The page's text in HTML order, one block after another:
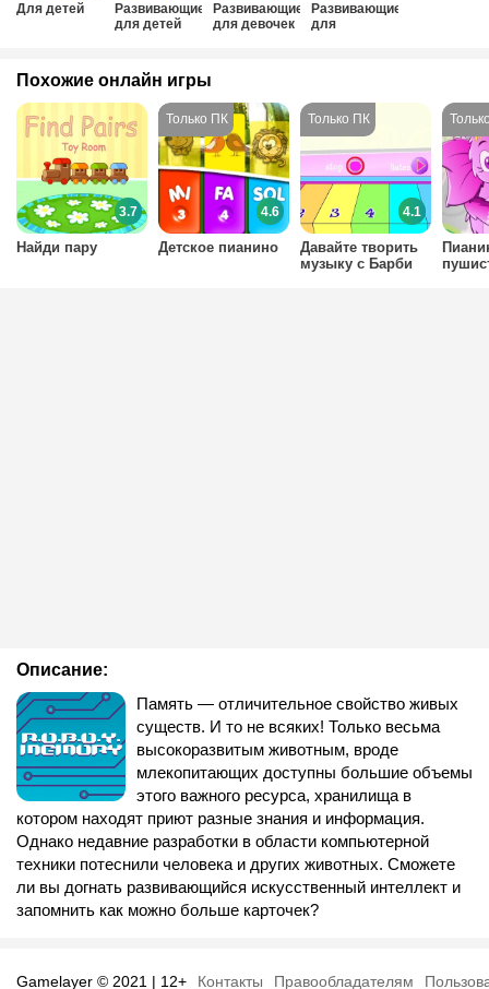
Для детей
Развивающие
для детей
Развивающие
для девочек
Развивающие
для
Описание:
Память — отличительное свойство живых
существ. И то не всяких! Только весьма
высокоразвитым животным, вроде
млекопитающих доступны большие объемы
этого важного ресурса, хранилища в
котором находят приют разные знания и информация.
Однако недавние разработки в области компьютерной
техники потеснили человека и других животных. Сможете
ли вы догнать развивающийся искусственный интеллект и
запомнить как можно больше карточек?
Похожие онлайн игры
Найди пару
3.7
Детское пианино
4.6
Давайте творить
музыку с Барби
4.1
Gamelayer © 2021 | 12+ Контакты Правообладателям